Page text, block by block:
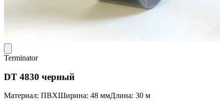
Terminator
DT 4830 черный
Материал: ПВХШирина: 48 ммДлина: 30 м